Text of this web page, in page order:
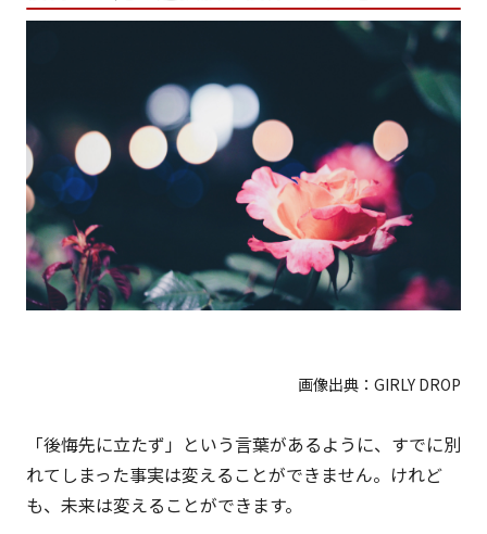
画像出典： GIRLY DROP
「後悔先に立たず」という言葉があるように、すでに別
れてしまった事実は変えることができません。けれど
も、未来は変えることができます。